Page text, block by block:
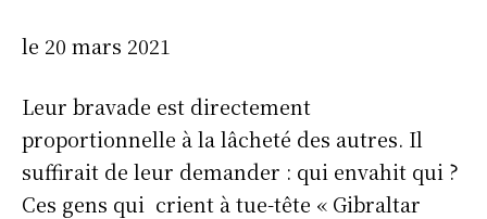
le 20 mars 2021
Leur bravade est directement
proportionnelle à la lâcheté des autres. Il
suffirait de leur demander : qui envahit qui ?
Ces gens qui crient à tue-tête « Gibraltar